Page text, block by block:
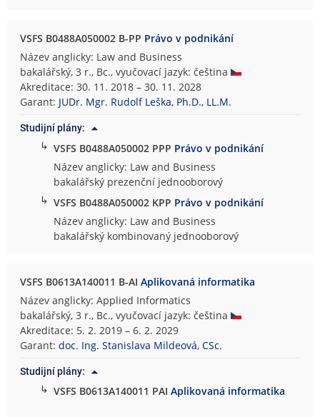
VSFS B0488A050002 B-PP Právo v podnikání
Název anglicky: Law and Business
bakalářský, 3 r., Bc., vyučovací jazyk: čeština
Akreditace: 30. 11. 2018 – 30. 11. 2028
Garant: JUDr. Mgr. Rudolf Leška, Ph.D., LL.M.
Studijní plány:
↳ VSFS B0488A050002 PPP Právo v podnikání
Název anglicky: Law and Business
bakalářský prezenční jednooborový
↳ VSFS B0488A050002 KPP Právo v podnikání
Název anglicky: Law and Business
bakalářský kombinovaný jednooborový
VSFS B0613A140011 B-AIAplikovaná informatika
Název anglicky: Applied Informatics
bakalářský, 3 r., Bc., vyučovací jazyk: čeština
Akreditace: 5. 2. 2019 – 6. 2. 2029
Garant:doc. Ing. Stanislava Mildeová, CSc.
Studijní plány:
↳ VSFS B0613A140011 PAIAplikovaná informatika